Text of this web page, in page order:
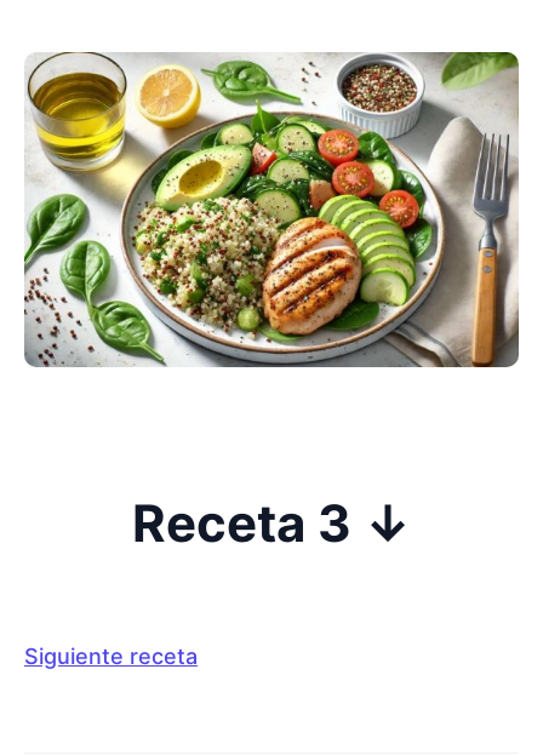
Receta 3 ↓
Siguiente receta